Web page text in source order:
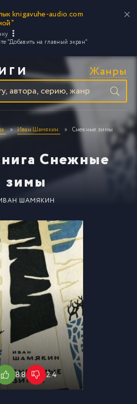
knigavuhe-audio.com
"Добавить на главный экран"
Жанры
Иван Шамякин Снежные зимы
Снежные
зимы
ШАМЯКИН
8.8 2.4